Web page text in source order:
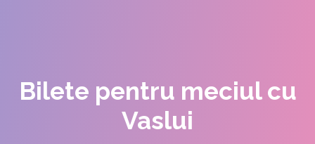
Bilete pentru meciul cu
Vaslui